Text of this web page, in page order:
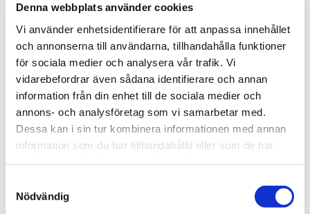
Denna webbplats använder cookies
Vi använder enhetsidentifierare för att anpassa innehållet
och annonserna till användarna, tillhandahålla funktioner
för sociala medier och analysera vår trafik. Vi
vidarebefordrar även sådana identifierare och annan
information från din enhet till de sociala medier och
annons- och analysföretag som vi samarbetar med.
Dessa kan i sin tur kombinera informationen med annan
information som du har tillhandahållit eller som de har
Nödvändig
närregionen för företag, offentliga verksamheter och
privatpersoner. Vi har en terminal i Strömstad och
Uddevalla där vi lastar om gods.
Lager / omlastning
Vi hyr ut lagerplatser med goda miljö- och
säkerhetsförhållanden i vår lokal. Lagerplatserna kan
hyras av företag och privatpersoner under kortare eller
längre tid. Lagret är utrustat med pallställ, truck och
eldrivna pallyftar. För att komma i kontakt med
huvudkontoret i Strömstad, ring
0526-667 10.